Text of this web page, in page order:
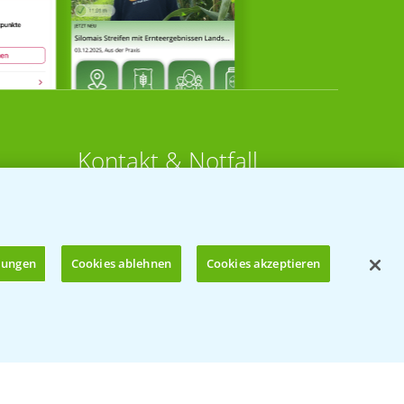
Kontakt & Notfall
KONTAKT
T.+49 (0)214/30-20220
Cookies ablehnen Cookies akzeptieren